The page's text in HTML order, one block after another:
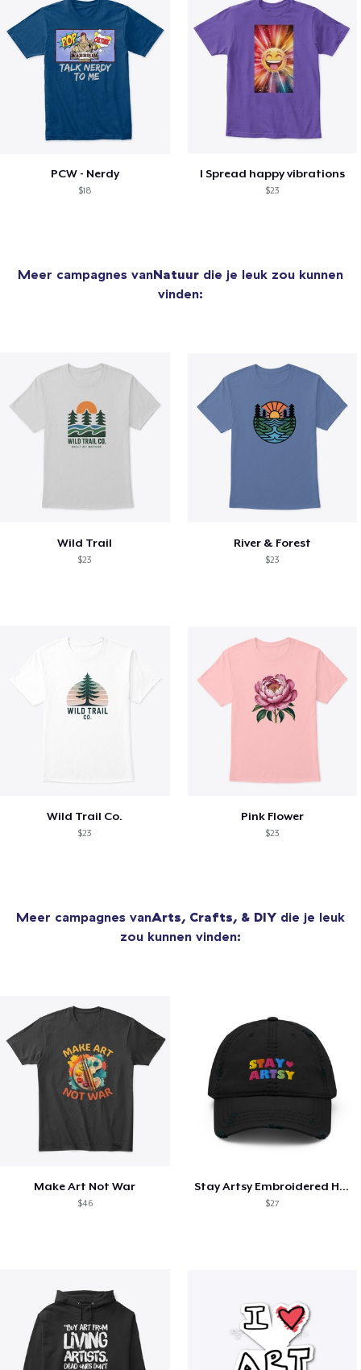
PCW - Nerdy
$18
I Spread happy vibrations
$23
Meer campagnes vanNatuur die je leuk zou kunnen
vinden:
Wild Trail
$23
River & Forest
$23
Wild Trail Co.
$23
Pink Flower
$23
Meer campagnes vanArts, Crafts, & DIY die je leuk
zou kunnen vinden:
Make Art Not War
$46
Stay Artsy Embroidered Hat
$27